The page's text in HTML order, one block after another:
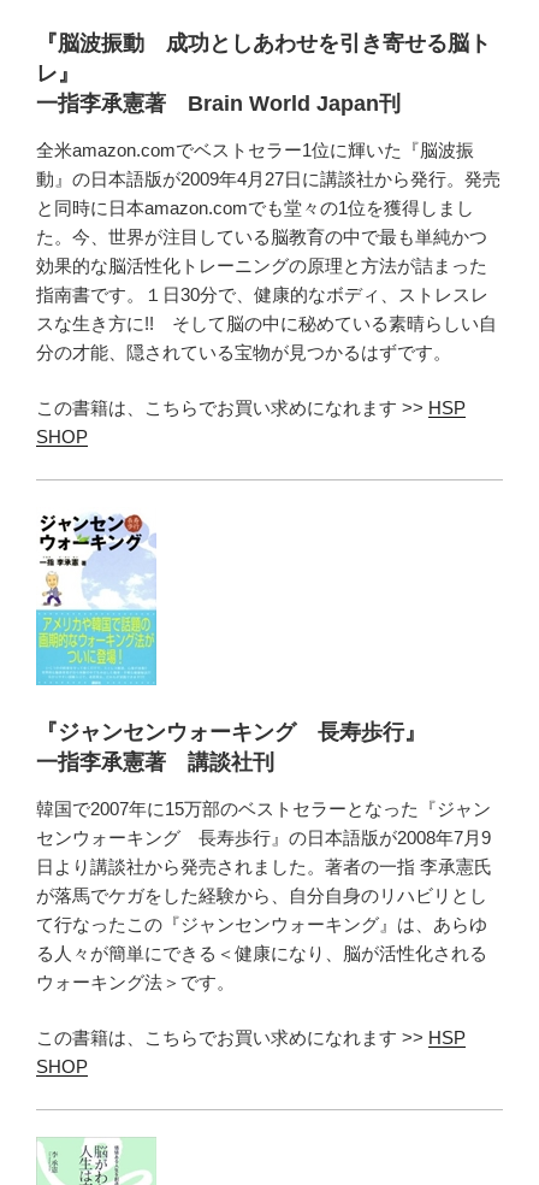
『脳波振動 成功としあわせを引き寄せる脳ト
レ』
一指李承憲著 Brain World Japan刊
全米amazon.comでベストセラー1位に輝いた『脳波振
動』の日本語版が2009年4月27日に講談社から発行。発売
と同時に日本amazon.comでも堂々の1位を獲得しまし
た。今、世界が注目している脳教育の中で最も単純かつ
効果的な脳活性化トレーニングの原理と方法が詰まった
指南書です。１日30分で、健康的なボディ、ストレスレ
スな生き方に!! そして脳の中に秘めている素晴らしい自
分の才能、隠されている宝物が見つかるはずです。
この書籍は、こちらでお買い求めになれます >> HSP
SHOP
『ジャンセンウォーキング 長寿歩行』
一指李承憲著 講談社刊
韓国で2007年に15万部のベストセラーとなった『ジャン
センウォーキング 長寿歩行』の日本語版が2008年7月9
日より講談社から発売されました。著者の一指 李承憲氏
が落馬でケガをした経験から、自分自身のリハビリとし
て行なったこの『ジャンセンウォーキング』は、あらゆ
る人々が簡単にできる＜健康になり、脳が活性化される
ウォーキング法＞です。
この書籍は、こちらでお買い求めになれます >> HSP
SHOP